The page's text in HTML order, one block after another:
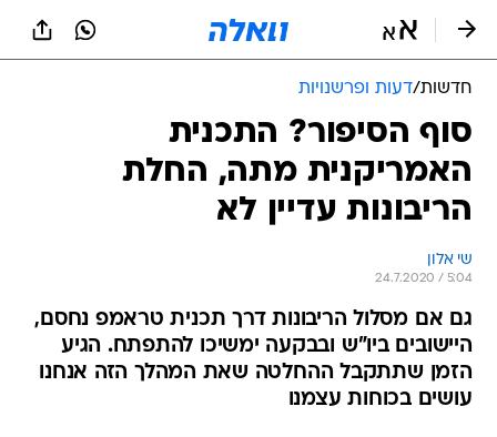
חדשות/דעות ופרשנויות
סוף הסיפור? התכנית
האמריקנית מתה, החלת
הריבונות עדיין לא
שי אלון
24.7.2020 / 5:04
גם אם מסלול הריבונות דרך תכנית טראמפ נחסם,
היישובים ביו"ש ובבקעה ימשיכו להתפתח. הגיע
הזמן שתתקבל ההחלטה שאת המהלך הזה אנחנו
עושים בכוחות עצמנו